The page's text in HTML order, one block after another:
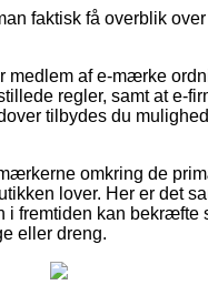
faktisk få overblik
medlem af e-mærke
regler, samt at e-
tilbydes du
omkring de
lover. Her er det
fremtiden kan bekræfte
eller dreng.